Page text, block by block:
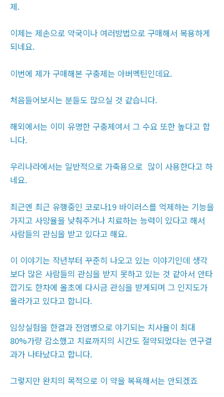
제.
이제는 제손으로 약국이나 여러방법으로 구매해서 복용하게
되네요.
이번에 제가 구매해본 구충제는 아버멕틴인데요.
처음들어보시는 분들도 많으실 것 같습니다.
해외에서는 이미 유명한 구충제여서 그 수요 또한 높다고 합
니다.
우리나라에서는 일반적으로 가축용으로 많이 사용한다고 하
네요.
최근엔 최근 유행중인 코로나19 바이러스를 억제하는 기능을
가지고 사망율을 낮춰주거나 치료하는 능력이 있다고 해서
사람들의 관심을 받고 있다고 해요.
이 이야기는 작년부터 꾸준히 나오고 있는 이야기인데 생각
보다 많은 사람들의 관심을 받지 못하고 있는 것 같아서 안타
깝기도 한차에 올초에 다시금 관심을 받게되며 그 인지도가
올라가고 있다고 합니다.
임상실험을 한결과 전염병으로 야기되는 치사율이 최대
80%가량 감소했고 치료까지의 시간도 절약되었다는 연구결
과가 나타났다고 합니다.
그렇지만 완치의 목적으로 이 약을 복욕해서는 안되겠죠